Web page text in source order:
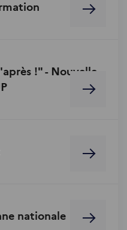
!" - Nouvelle
nationale